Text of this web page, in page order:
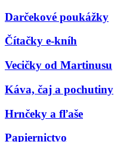
Darčekové poukážky
Čítačky e-kníh
Vecičky od Martinusu
Káva, čaj a pochutiny
Hrnčeky a fľaše
Papiernictvo